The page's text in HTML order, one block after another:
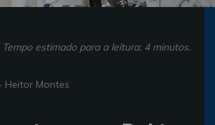
Tempo estimado para a leitura: 4 minutos.
Heitor Montes